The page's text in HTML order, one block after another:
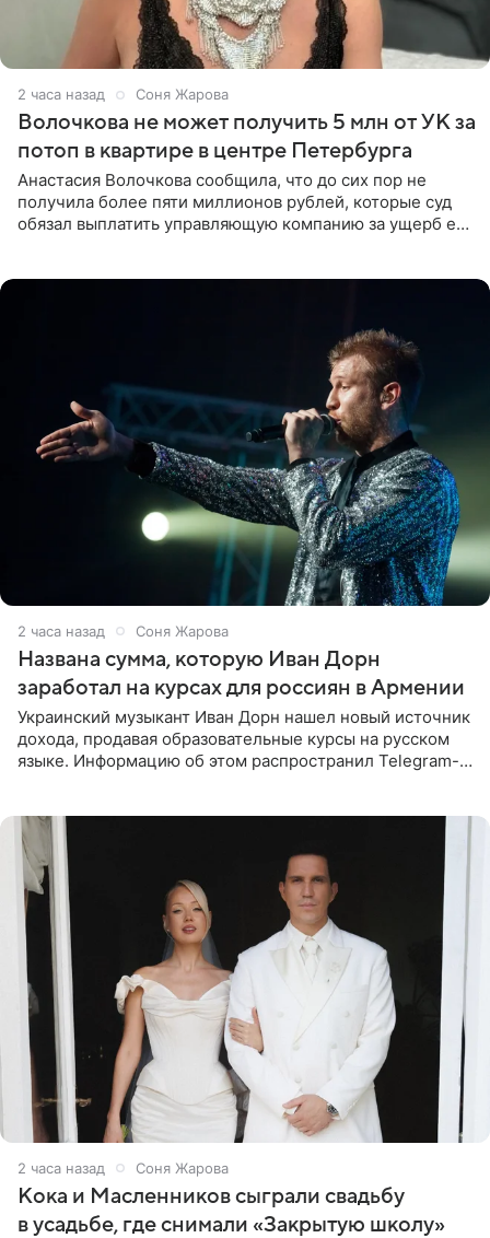
2 часа назад Соня Жарова
Волочкова не может получить 5 млн от УК за
потоп в квартире в центре Петербурга
Анастасия Волочкова сообщила, что до сих пор не
получила более пяти миллионов рублей, которые суд
обязал выплатить управляющую компанию за ущерб ее
2 часа назад Соня Жарова
Названа сумма, которую Иван Дорн
заработал на курсах для россиян в Армении
Украинский музыкант Иван Дорн нашел новый источник
дохода, продавая образовательные курсы на русском
языке. Информацию об этом распространил Telegram-
2 часа назад Соня Жарова
Кока и Масленников сыграли свадьбу
в усадьбе, где снимали «Закрытую школу»